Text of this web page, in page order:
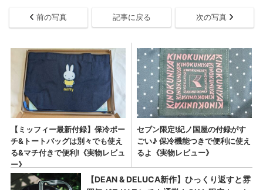
前の写真 記事に戻る 次の写真